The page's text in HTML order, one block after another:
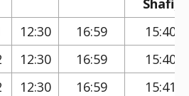
Shafi)
12:30 16:59
15:40
12:30 16:59
15:40
12:30 16:59
15:41